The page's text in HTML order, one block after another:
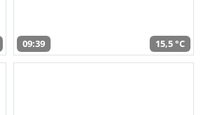
09:39 15,5 °C